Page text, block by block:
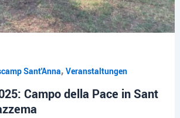
Sant'Anna, Veranstaltungen
Campo della Pace in Sant